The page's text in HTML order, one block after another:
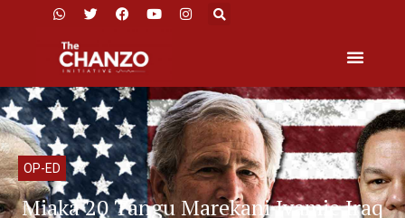
OP-ED
Miaka 20 Tangu Marekani Ivamie Iraq